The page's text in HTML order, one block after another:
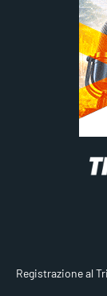
Registrazione al